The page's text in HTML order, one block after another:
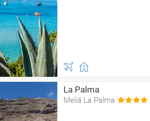
La Palma
Meliá La Palma